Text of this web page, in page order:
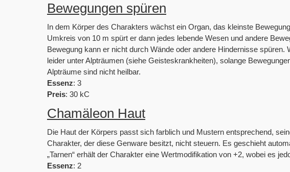
Bewegungen spüren
In dem Körper des Charakters wächst ein Organ, das kleinste
Umkreis von 10 m spürt er dann jedes lebende Wesen und andere
Bewegung kann er nicht durch Wände oder andere Hindernisse
leider unter Alpträumen (siehe Geisteskrankheiten), solange
Alpträume sind nicht heilbar.
Essenz: 3
Preis: 30 kC
Chamäleon Haut
Die Haut der Körpers passt sich farblich und Mustern entsprechend,
Charakter, der diese Genware besitzt, nicht steuern. Es geschieht
„Tarnen“ erhält der Charakter eine Wertmodifikation von +2, wobei es
Essenz: 2